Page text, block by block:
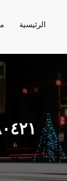
اعمال
الرئيسية